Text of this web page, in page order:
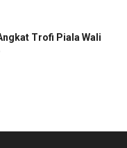
Trofi Piala Wali